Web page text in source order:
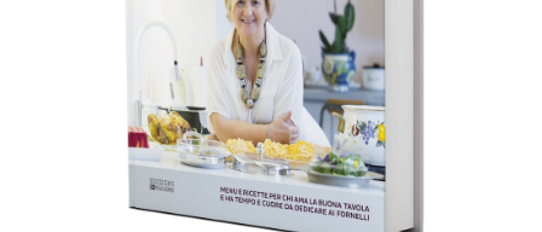
AGGIUNGI AL CARRELLO / DETTAGLI